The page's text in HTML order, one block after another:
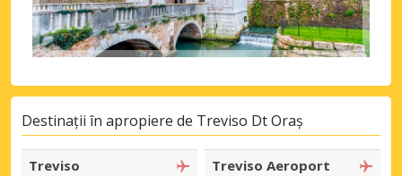
Destinații în apropiere de Treviso Dt Oraș
Treviso
Treviso Aeroport